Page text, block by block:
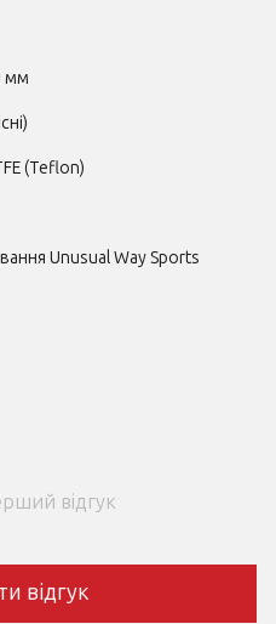
мм
(Teflon)
Unusual Way Sports
відгук
відгук